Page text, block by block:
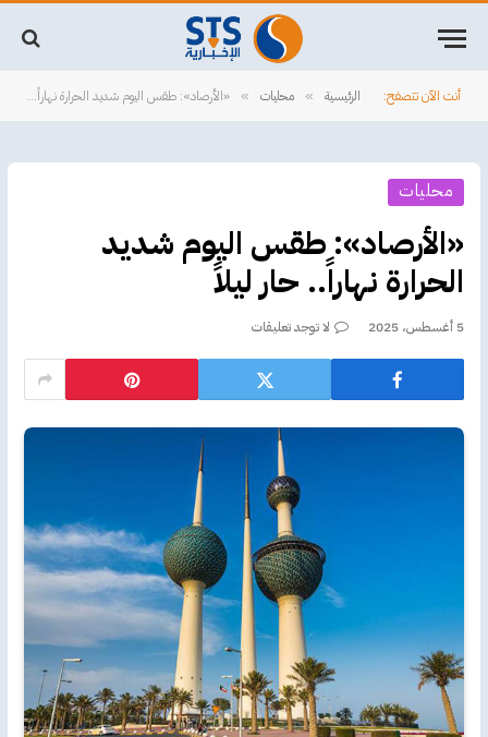
أنت الآن تتصفح: الرئيسية » محليات » «الأرصاد»: طقس اليوم شديد الحرارة نهاراً.. حار ليلاً
محليات
«الأرصاد»: طقس اليوم شديد
الحرارة نهاراً.. حار ليلاً
5 أغسطس، 2025 لا توجد تعليقات